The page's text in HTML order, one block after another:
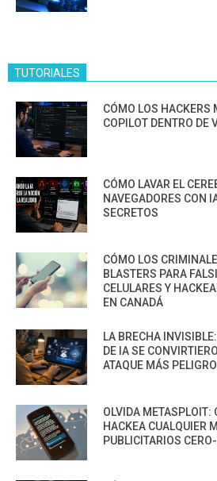
TUTORIALES
CÓMO LOS HACKERS
COPILOT DENTRO DE
CÓMO LAVAR EL
NAVEGADORES CON
SECRETOS
CÓMO LOS
BLASTERS PARA
CELULARES Y
EN CANADÁ
LA BRECHA
DE IA SE
ATAQUE MÁS
OLVIDA METASPLOIT:
HACKEA CUALQUIER
PUBLICITARIOS